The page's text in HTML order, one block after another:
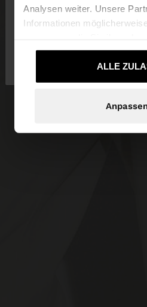
Analysen weiter. Unsere
Informationen
die sie im Rahmen Ihrer
gesammelt haben.ALLE
Deutschland
Ja,